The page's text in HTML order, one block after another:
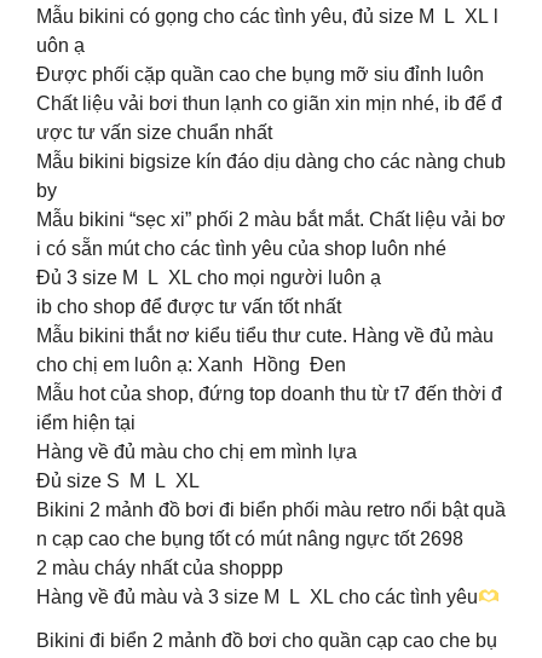
Mẫu bikini có gọng cho các tình yêu, đủ size M L XL l
uôn ạ
Được phối cặp quần cao che bụng mỡ siu đỉnh luôn
Chất liệu vải bơi thun lạnh co giãn xin mịn nhé, ib để đ
ược tư vấn size chuẩn nhất
Mẫu bikini bigsize kín đáo dịu dàng cho các nàng chub
by
Mẫu bikini “sẹc xi” phối 2 màu bắt mắt. Chất liệu vải bơ
i có sẵn mút cho các tình yêu của shop luôn nhé
Đủ 3 size M L XL cho mọi người luôn ạ
ib cho shop để được tư vấn tốt nhất
Mẫu bikini thắt nơ kiểu tiểu thư cute. Hàng về đủ màu
cho chị em luôn ạ: Xanh Hồng Đen
Mẫu hot của shop, đứng top doanh thu từ t7 đến thời đ
iểm hiện tại
Hàng về đủ màu cho chị em mình lựa
Đủ size S M L XL
Bikini 2 mảnh đồ bơi đi biển phối màu retro nổi bật quầ
n cạp cao che bụng tốt có mút nâng ngực tốt 2698
2 màu cháy nhất của shoppp
Hàng về đủ màu và 3 size M L XL cho các tình yêu
Bikini đi biển 2 mảnh đồ bơi cho quần cạp cao che bụ